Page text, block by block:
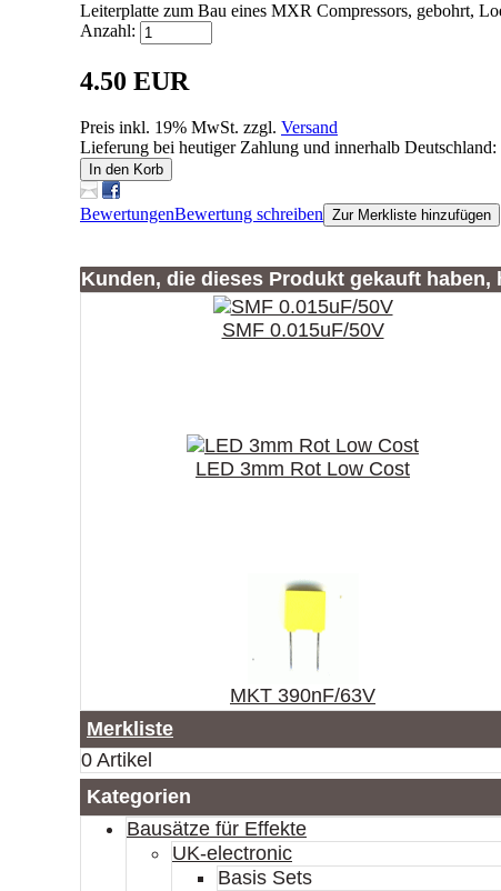
Leiterplatte zum Bau eines MXR Compressors, gebohrt,
Anzahl:
4.50 EUR
Preis inkl. 19% MwSt. zzgl. Versand
Lieferung bei heutiger Zahlung und innerhalb Deutschland:
In den Korb
BewertungenBewertung schreiben Zur Merkliste hinzufügen
Kunden, die dieses Produkt gekauft
SMF 0.015uF/50V
LED 3mm Rot Low Cost
MKT 390nF/63V
Merkliste
0 Artikel
Kategorien
Bausätze für Effekte
UK-electronic
Basis Sets